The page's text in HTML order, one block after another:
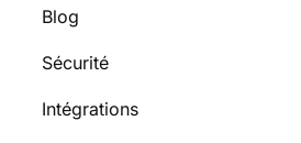
Blog
Sécurité
Intégrations